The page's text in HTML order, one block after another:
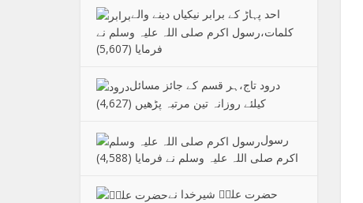
احد پہاڑ کے برابر نیکیاں دینے والے
کلمات،رسول اکرم صلی اللہ علیہ وسلم نے
فرمایا (5,607)
درود تاج،ہر قسم کے جائز مسائل
کیلئے روزانہ تین مرتبہ پڑھیں (4,627)
رسول
اکرم صلی اللہ علیہ وسلم نے فرمایا (4,588)
حضرت علیؑ شیرخدا نے